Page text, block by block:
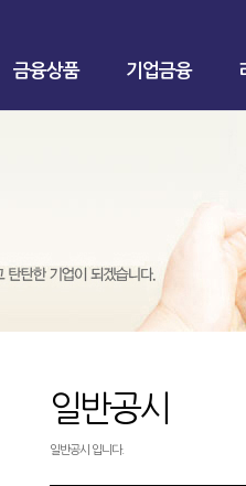
금융상품 기업금융
일반공시
일반공시 입니다.